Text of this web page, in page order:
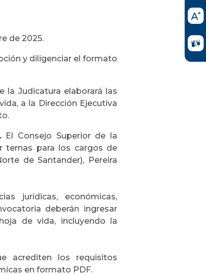
de 2025.
y diligenciar el formato
la Judicatura elaborará las
a la Dirección Ejecutiva
El Consejo Superior de la
ternas para los cargos de
de Santander), Pereira
jurídicas, económicas,
deberán ingresar
de vida, incluyendo la
acrediten los requisitos
en formato PDF.